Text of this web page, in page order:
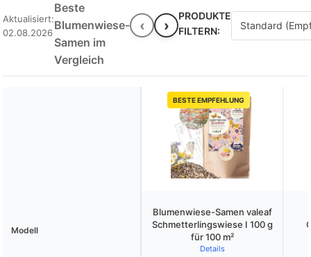
Aktualisiert:
02.08.2026
Beste
Blumenwiese-
Samen im
Vergleich
‹ ›
PRODUKTE
FILTERN:
BESTE EMPFEHLUNG
Modell
Blumenwiese-Samen valeaf
Schmetterlingswiese I 100 g
für 100 m²
Details